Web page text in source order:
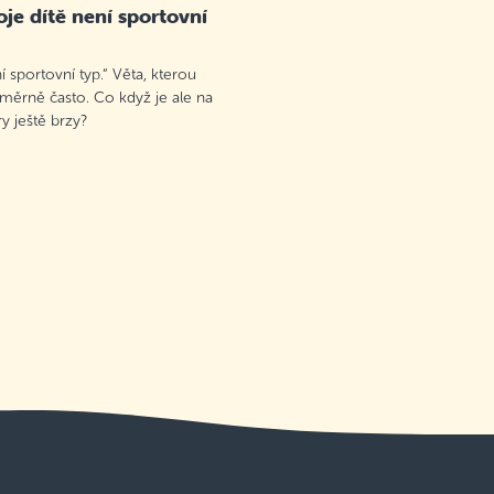
dítě není sportovní
sportovní typ.“ Věta, kterou
často. Co když je ale na
ještě brzy?